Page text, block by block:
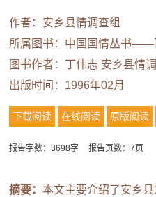
作者：安乡县情调查组
所属图书： 中国国情丛书——
图书作者：丁伟志 安乡县情
出版时间：1996年02月
下载阅读 在线阅读 原版阅读
报告字数：3698字 报告页数：7页
摘要：本文主要介绍了安乡